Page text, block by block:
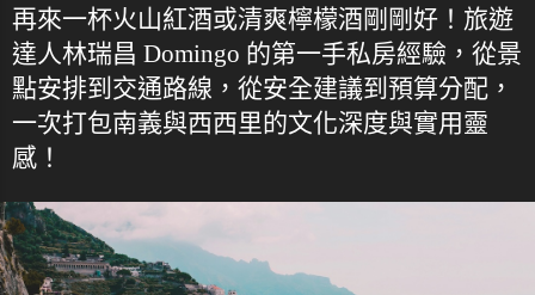
再來一杯火山紅酒或清爽檸檬酒剛剛好！旅遊
達人林瑞昌 Domingo 的第一手私房經驗，從景
點安排到交通路線，從安全建議到預算分配，
一次打包南義與西西里的文化深度與實用靈
感！